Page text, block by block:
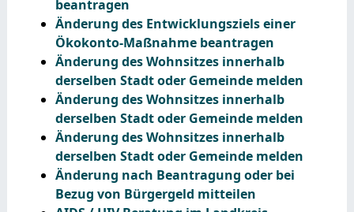
beantragen
Änderung des Entwicklungsziels einer
Ökokonto-Maßnahme beantragen
Änderung des Wohnsitzes innerhalb
derselben Stadt oder Gemeinde melden
Änderung des Wohnsitzes innerhalb
derselben Stadt oder Gemeinde melden
Änderung des Wohnsitzes innerhalb
derselben Stadt oder Gemeinde melden
Änderung nach Beantragung oder bei
Bezug von Bürgergeld mitteilen